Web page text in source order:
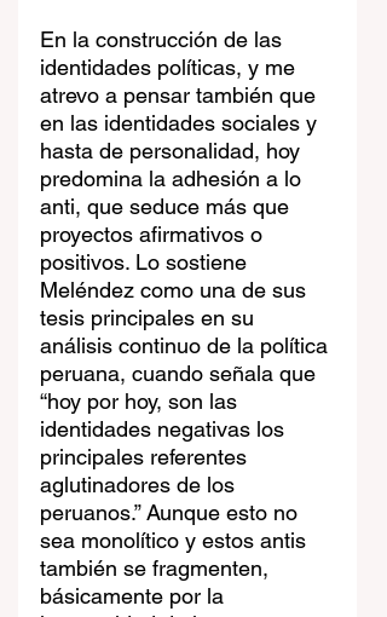
En la construcción de las
identidades políticas, y me
atrevo a pensar también que
en las identidades sociales y
hasta de personalidad, hoy
predomina la adhesión a lo
anti, que seduce más que
proyectos afirmativos o
positivos. Lo sostiene
Meléndez como una de sus
tesis principales en su
análisis continuo de la política
peruana, cuando señala que
“hoy por hoy, son las
identidades negativas los
principales referentes
aglutinadores de los
peruanos.” Aunque esto no
sea monolítico y estos antis
también se fragmenten,
básicamente por la